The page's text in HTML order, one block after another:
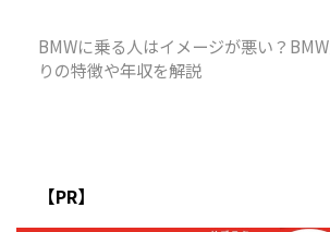
BMWに乗る人はイメージが悪い？
りの特徴や年収を解説
【PR】